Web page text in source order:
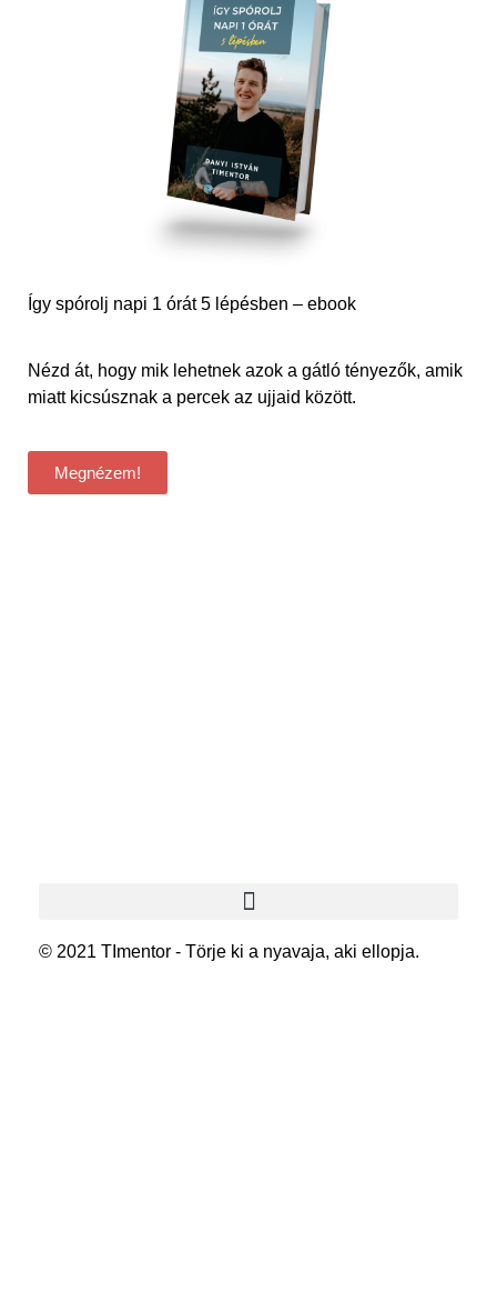
Így spórolj napi 1 órát 5 lépésben – ebook
Nézd át, hogy mik lehetnek azok a gátló tényezők, amik
miatt kicsúsznak a percek az ujjaid között.
Megnézem!
© 2021 TImentor - Törje ki a nyavaja, aki ellopja.